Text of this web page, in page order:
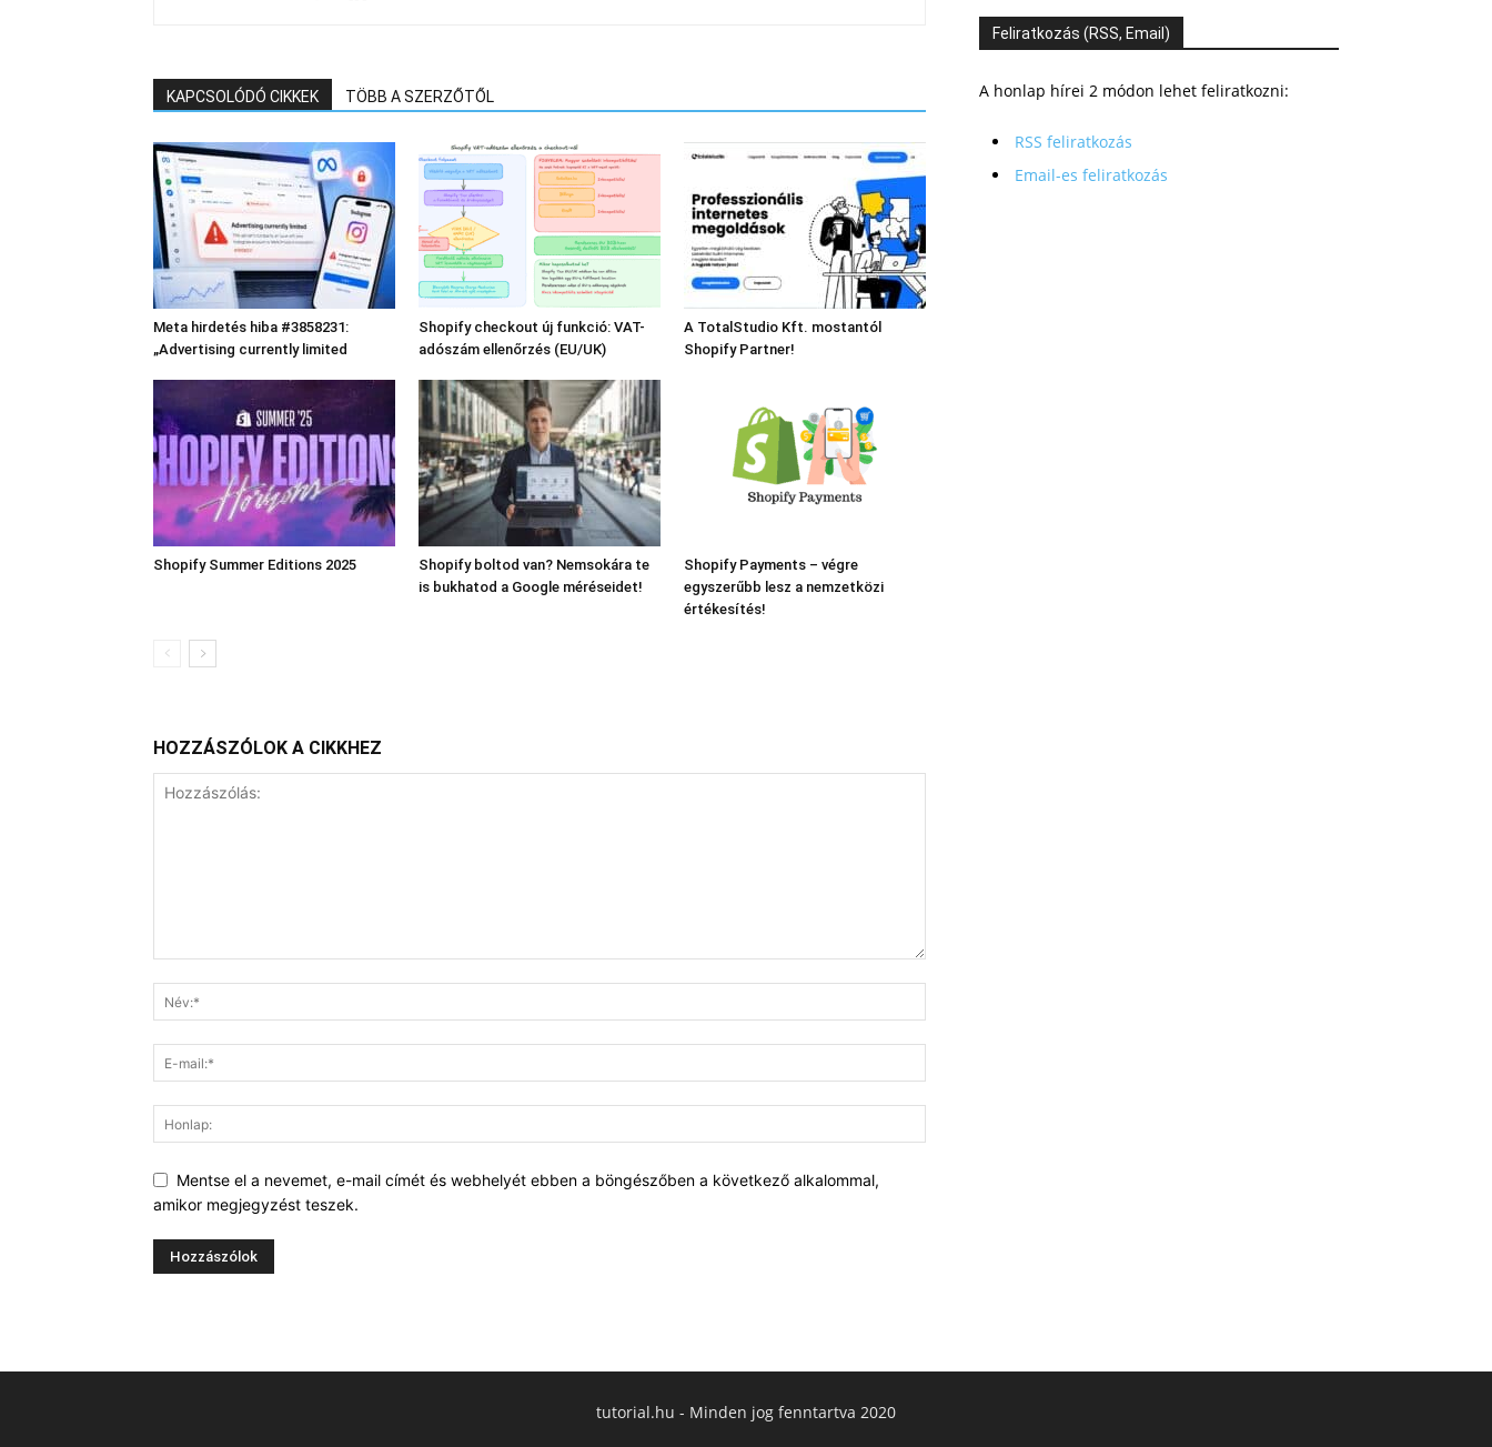
KAPCSOLÓDÓ CIKKEK TÖBB A SZERZŐTŐL
Meta hirdetés hiba #3858231:
„Advertising currently limited
Shopify checkout új funkció: VAT-
adószám ellenőrzés (EU/UK)
A TotalStudio Kft. mostantól
Shopify Partner!
Shopify Summer Editions 2025
Shopify boltod van? Nemsokára te
is bukhatod a Google méréseidet!
Shopify Payments – végre
egyszerűbb lesz a nemzetközi
értékesítés!
HOZZÁSZÓLOK A CIKKHEZ
Mentse el a nevemet, e-mail címét és webhelyét ebben a böngészőben a következő alkalommal,
amikor megjegyzést teszek.
Feliratkozás (RSS, Email)
A honlap hírei 2 módon lehet feliratkozni:
RSS feliratkozás
Email-es feliratkozás
tutorial.hu - Minden jog fenntartva 2020